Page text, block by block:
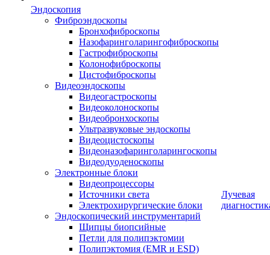
Эндоскопия
Фиброэндоскопы
Бронхофиброскопы
Назофаринголарингофиброскопы
Гастрофиброскопы
Колонофиброскопы
Цистофиброскопы
Видеоэндоскопы
Видеогастроскопы
Видеоколоноскопы
Видеобронхоскопы
Ультразвуковые эндоскопы
Видеоцистоскопы
Видеоназофаринголарингоскопы
Видеодуоденоскопы
Электронные блоки
Видеопроцессоры
Источники света
Электрохирургические блоки
Эндоскопический инструментарий
Щипцы биопсийные
Петли для полипэктомии
Полипэктомия (EMR и ESD)
Лучевая